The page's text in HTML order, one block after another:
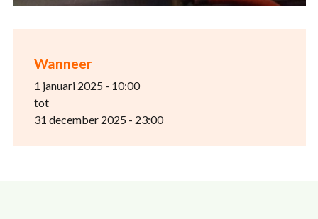
Wanneer
1 januari 2025 - 10:00
tot
31 december 2025 - 23:00